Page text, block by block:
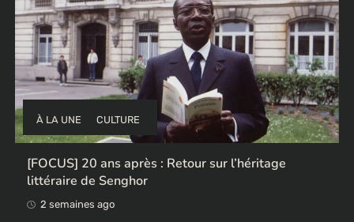
À LA UNE CULTURE
Ces ex-colonisateurs européens qui rendent des
œuvres africaines pillées